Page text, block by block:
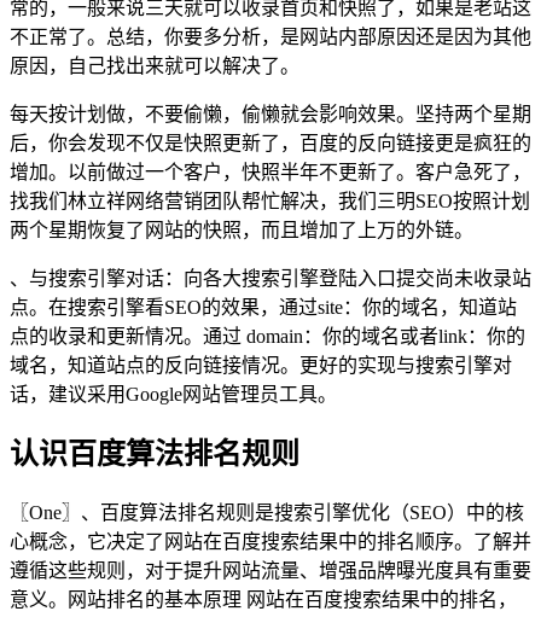
常的，一般来说三天就可以收录首页和快照了，如果是老站这
不正常了。总结，你要多分析，是网站内部原因还是因为其他
原因，自己找出来就可以解决了。
每天按计划做，不要偷懒，偷懒就会影响效果。坚持两个星期
后，你会发现不仅是快照更新了，百度的反向链接更是疯狂的
增加。以前做过一个客户，快照半年不更新了。客户急死了，
找我们林立祥网络营销团队帮忙解决，我们三明SEO按照计划
两个星期恢复了网站的快照，而且增加了上万的外链。
、与搜索引擎对话：向各大搜索引擎登陆入口提交尚未收录站
点。在搜索引擎看SEO的效果，通过site：你的域名，知道站
点的收录和更新情况。通过 domain：你的域名或者link：你的
域名，知道站点的反向链接情况。更好的实现与搜索引擎对
话，建议采用Google网站管理员工具。
认识百度算法排名规则
〖One〗、百度算法排名规则是搜索引擎优化（SEO）中的核
心概念，它决定了网站在百度搜索结果中的排名顺序。了解并
遵循这些规则，对于提升网站流量、增强品牌曝光度具有重要
意义。网站排名的基本原理 网站在百度搜索结果中的排名，